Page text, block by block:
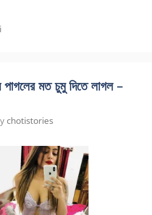
মত চুমু দিতে লাগল –
chotistories